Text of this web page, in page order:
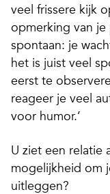
veel frissere kijk
opmerking van je
spontaan: je
het is juist veel
eerst te
reageer je veel
voor humor.’
U ziet een relatie
mogelijkheid om
uitleggen?